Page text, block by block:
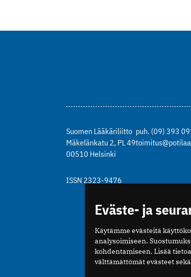
Suomen Lääkäriliitto
Mäkelänkatu 2, PL 49
00510 Helsinki
puh. (09) 393
ISSN 2323-9476
Eväste- ja
Käytämme evästeitä
analysoimiseen.
kohdentamiseen. Lisää tietoa
välttämättömät evästeet